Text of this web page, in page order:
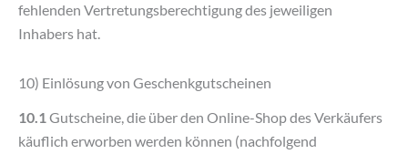
fehlenden Vertretungsberechtigung des jeweiligen
Inhabers hat.
10) Einlösung von Geschenkgutscheinen
10.1 Gutscheine, die über den Online-Shop des Verkäufers
käuflich erworben werden können (nachfolgend